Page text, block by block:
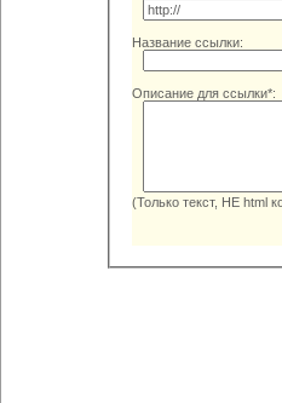
Название ссылки:
Описание для ссылки*:
(Только текст, НЕ html